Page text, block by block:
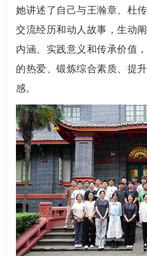
她讲述了自己与王瀚章、杜
交流经历和动人故事，生动
内涵、实践意义和传承价值
的热爱、锻炼综合素质、提
感。